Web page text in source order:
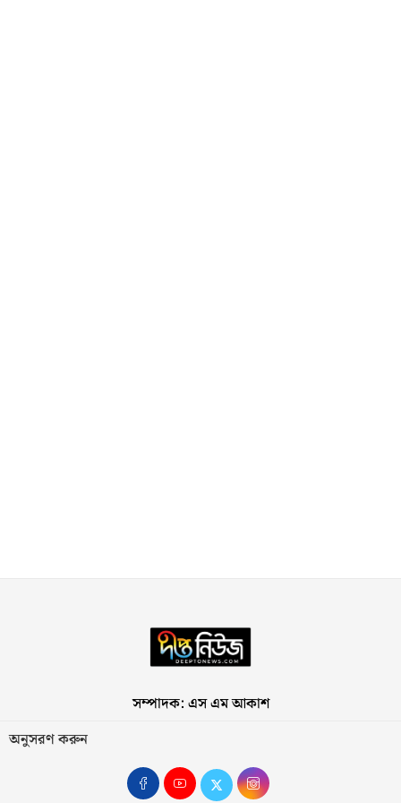
সম্পাদক: এস এম আকাশ
অনুসরণ করুন